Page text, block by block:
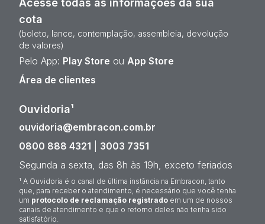
Acesse todas as informações da sua
cota
(boleto, lance, contemplação, assembleia, devolução
de valores)
Pelo App: Play Store ou App Store
Área de clientes
Ouvidoria¹
ouvidoria@embracon.com.br
0800 888 4321
3003 7351
Segunda a sexta, das 8h às 19h, exceto feriados
¹ A Ouvidoria é o canal de última instância na Embracon, tanto
que, para receber o atendimento, é necessário que você tenha
um protocolo de reclamação registrado em um de nossos
canais de atendimento e que o retorno deles não tenha sido
satisfatório.